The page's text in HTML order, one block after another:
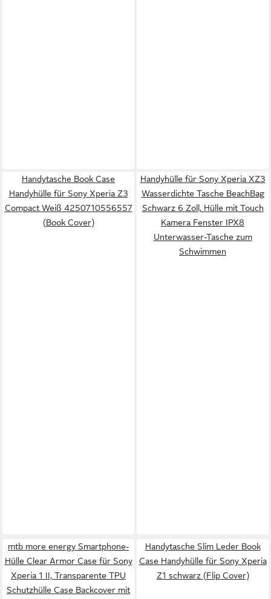
Handytasche Book Case
Handyhülle für Sony Xperia Z3
Compact Weiß 4250710556557
(Book Cover)
Handyhülle für Sony Xperia XZ3
Wasserdichte Tasche BeachBag
Schwarz 6 Zoll, Hülle mit Touch
Kamera Fenster IPX8
Unterwasser-Tasche zum
Schwimmen
mtb more energy Smartphone-
Hülle Clear Armor Case für Sony
Xperia 1 II, Transparente TPU
Schutzhülle Case Backcover mit
Handytasche Slim Leder Book
Case Handyhülle für Sony Xperia
Z1 schwarz (Flip Cover)